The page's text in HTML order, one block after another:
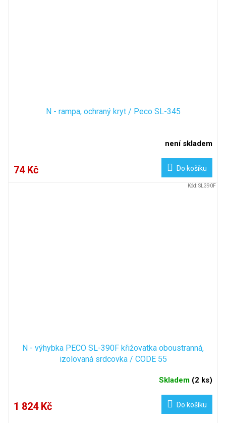
N - rampa, ochraný kryt / Peco SL-345
není skladem
74 Kč Do košíku
N - výhybka PECO SL-390F křižovatka oboustranná,
izolovaná srdcovka / CODE 55
Skladem (2 ks)
1 824 Kč Do košíku
Kód:SL390F